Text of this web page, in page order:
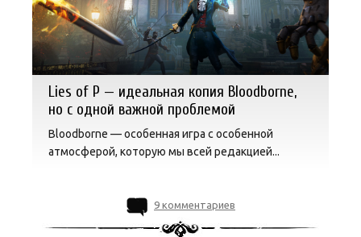
Lies of P — идеальная копия Bloodborne,
но с одной важной проблемой
Bloodborne — особенная игра с особенной
атмосферой, которую мы всей редакцией...
9 комментариев